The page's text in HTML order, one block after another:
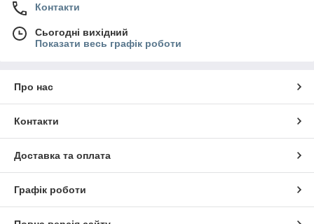
Контакти
Сьогодні вихідний
Показати весь графік роботи
Про нас
Контакти
Доставка та оплата
Графік роботи